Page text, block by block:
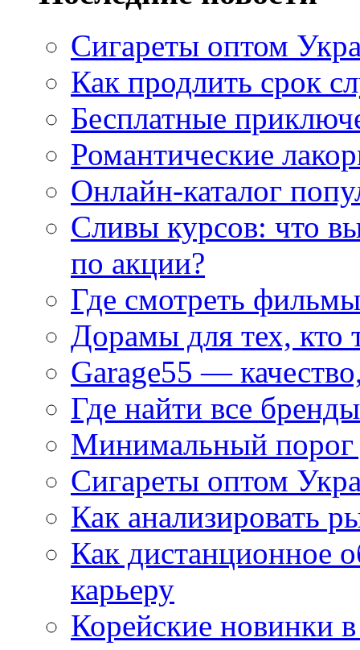
Сигареты оптом
Как продлить срок
Бесплатные
Романтические
Онлайн-каталог
Сливы курсов: что
по акции?
Где смотреть
Дорамы для тех, кто
Garage55 —
Где найти все
Минимальный порог
Сигареты оптом
Как анализировать
Как дистанционное
карьеру
Корейские новинки